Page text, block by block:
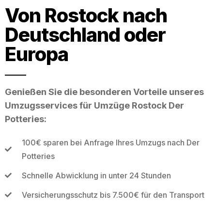
Von Rostock nach
Deutschland oder
Europa
Genießen Sie die besonderen Vorteile unseres
Umzugsservices für Umzüge Rostock Der
Potteries:
100€ sparen bei Anfrage Ihres Umzugs nach Der
Potteries
Schnelle Abwicklung in unter 24 Stunden
Versicherungsschutz bis 7.500€ für den Transport